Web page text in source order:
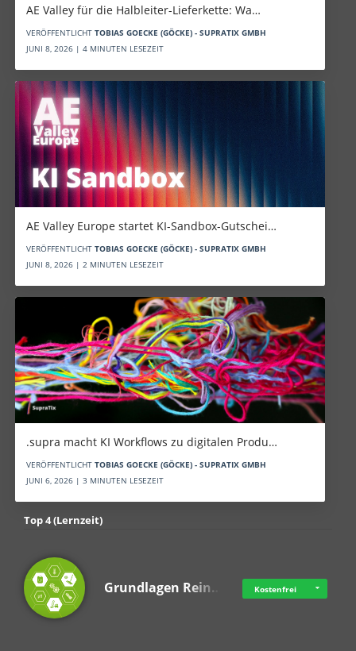
AE Valley für die Halbleiter-Lieferkette: Wa…
VERÖFFENTLICHT TOBIAS GOECKE (GÖCKE) - SUPRATIX GMBH
JUNI 8, 2026 | 4 MINUTEN LESEZEIT
AE Valley Europe startet KI-Sandbox-Gutschei…
VERÖFFENTLICHT TOBIAS GOECKE (GÖCKE) - SUPRATIX GMBH
JUNI 8, 2026 | 2 MINUTEN LESEZEIT
.supra macht KI Workflows zu digitalen Produ…
VERÖFFENTLICHT TOBIAS GOECKE (GÖCKE) - SUPRATIX GMBH
JUNI 6, 2026 | 3 MINUTEN LESEZEIT
Top 4 (Lernzeit)
Grundlagen Rein… Kostenfrei